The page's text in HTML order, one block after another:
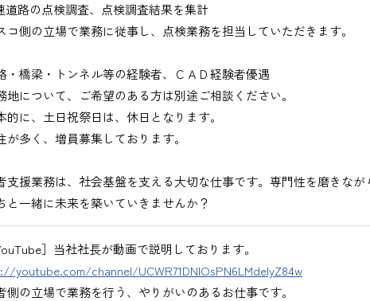
、図面の修正など）
務
、基本的にＥメールで送付
道路の点検調査、点検調査結果を集計
コ側の立場で業務に従事し、点検業務を担当していただきます。
・橋梁・トンネル等の経験者、ＣＡＤ経験者優遇
について、ご希望のある方は別途ご相談ください。
に、土日祝祭日は、休日となります。
が多く、増員募集しております。
支援業務は、社会基盤を支える大切な仕事です。専門性を磨きな
と一緒に未来を築いていきませんか？
］当社社長が動画で説明しております。
youtube.com/channel/UCWR71DNlOsPN6LMdeIyZ84w
側の立場で業務を行う、やりがいのあるお仕事です。